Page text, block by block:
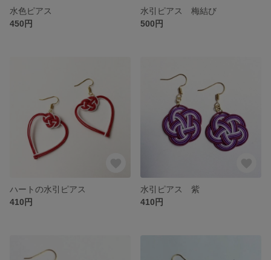
水色ピアス
450円
水引ピアス 梅結び
500円
ハートの水引ピアス
410円
水引ピアス 紫
410円